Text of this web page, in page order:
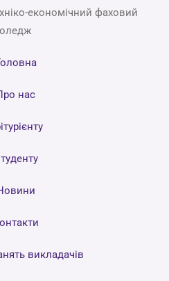
економічний фаховий
нас
викладачів